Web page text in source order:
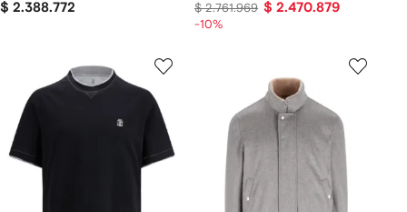
$ 2.388.772 $ 2.761.969 $ 2.470.879
-10%